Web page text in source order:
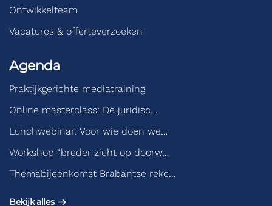
Ontwikkelteam
Vacatures & offerteverzoeken
Agenda
Praktijkgerichte mediatraining
Online masterclass: De juridisc…
Lunchwebinar: Voor wie doen we…
Workshop “breder zicht op doorw…
Themabijeenkomst Brabantse reke…
Bekijk alles